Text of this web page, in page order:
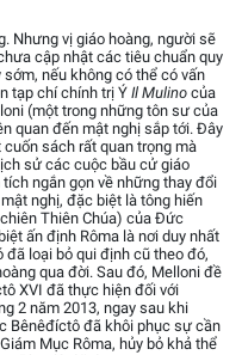
Nhưng vị giáo hoàng, người sẽ
cập nhật các tiêu chuẩn quy
nếu không có thể có vấn
tạp chí chính trị Ý Il Mulino của
(một trong những tôn sư của
quan đến mật nghị sắp tới. Đây
sách rất quan trọng mà
sử các cuộc bầu cử giáo
ngắn gọn về những thay đổi
nghị, đặc biệt là tông hiến
Thiên Chúa) của Đức
ấn định Rôma là nơi duy nhất
đã loại bỏ qui định cũ theo đó,
qua đời. Sau đó, Melloni đề
XVI đã thực hiện đối với
2 năm 2013, ngay sau khi
Bênêđíctô đã khôi phục sự cần
Mục Rôma, hủy bỏ khả thể